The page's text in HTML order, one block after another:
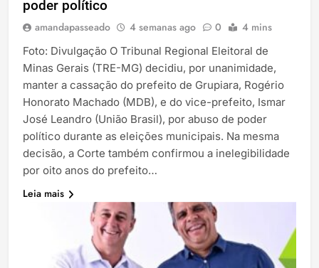
poder político
amandapasseado 4 semanas ago 0 4 mins
Foto: Divulgação O Tribunal Regional Eleitoral de
Minas Gerais (TRE-MG) decidiu, por unanimidade,
manter a cassação do prefeito de Grupiara, Rogério
Honorato Machado (MDB), e do vice-prefeito, Ismar
José Leandro (União Brasil), por abuso de poder
político durante as eleições municipais. Na mesma
decisão, a Corte também confirmou a inelegibilidade
por oito anos do prefeito…
Leia mais